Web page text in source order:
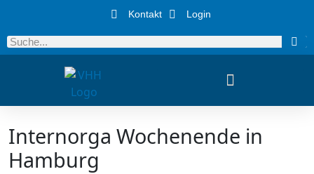
Kontakt Login
Internorga Wochenende in
Hamburg